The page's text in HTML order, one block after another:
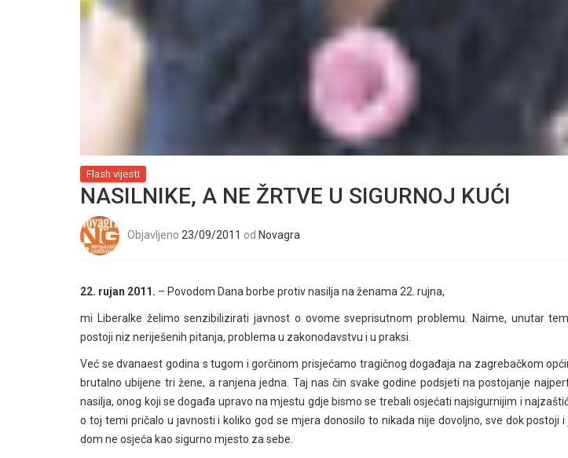
Flash vijesti
NASILNIKE, A NE ŽRTVE U SIGURNOJ KUĆI
Objavljeno 23/09/2011 od Novagra
22. rujan 2011. – Povodom Dana borbe protiv nasilja na ženama 22. rujna,
mi Liberalke želimo senzibilizirati javnost o ovome sveprisutnom problemu. Naime, unutar
postoji niz neriješenih pitanja, problema u zakonodavstvu i u praksi.
Već se dvanaest godina s tugom i gorčinom prisjećamo tragičnog događaja na zagrebačkom
brutalno ubijene tri žene, a ranjena jedna. Taj nas čin svake godine podsjeti na postojanje
nasilja, onog koji se događa upravo na mjestu gdje bismo se trebali osjećati najsigurnijim i
o toj temi pričalo u javnosti i koliko god se mjera donosilo to nikada nije dovoljno, sve dok postoji i
dom ne osjeća kao sigurno mjesto za sebe.